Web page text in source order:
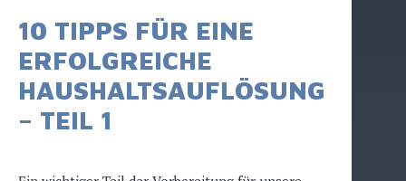
10 TIPPS FÜR EINE
ERFOLGREICHE
HAUSHALTSAUFLÖSUNG
– TEIL 1